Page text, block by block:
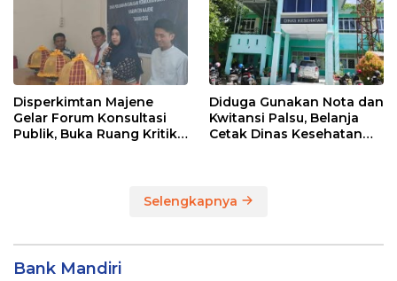
Disperkimtan Majene
Gelar Forum Konsultasi
Publik, Buka Ruang Kritik
Diduga Gunakan Nota dan
Kwitansi Palsu, Belanja
Cetak Dinas Kesehatan
Selengkapnya
Bank Mandiri